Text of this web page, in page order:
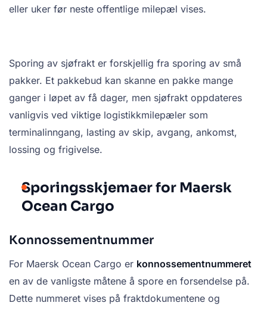
eller uker før neste offentlige milepæl vises.
Sporing av sjøfrakt er forskjellig fra sporing av små
pakker. Et pakkebud kan skanne en pakke mange
ganger i løpet av få dager, men sjøfrakt oppdateres
vanligvis ved viktige logistikkmilepæler som
terminalinngang, lasting av skip, avgang, ankomst,
lossing og frigivelse.
Sporingsskjemaer for Maersk
Ocean Cargo
Konnossementnummer
For Maersk Ocean Cargo er konnossementnummeret
en av de vanligste måtene å spore en forsendelse på.
Dette nummeret vises på fraktdokumentene og